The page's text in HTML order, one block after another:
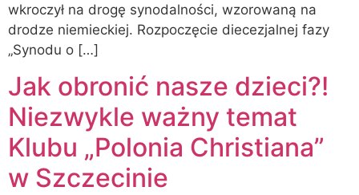
wkroczył na drogę synodalności, wzorowaną na
drodze niemieckiej. Rozpoczęcie diecezjalnej fazy
„Synodu o […]
Jak obronić nasze dzieci?!
Niezwykle ważny temat
Klubu „Polonia Christiana”
w Szczecinie